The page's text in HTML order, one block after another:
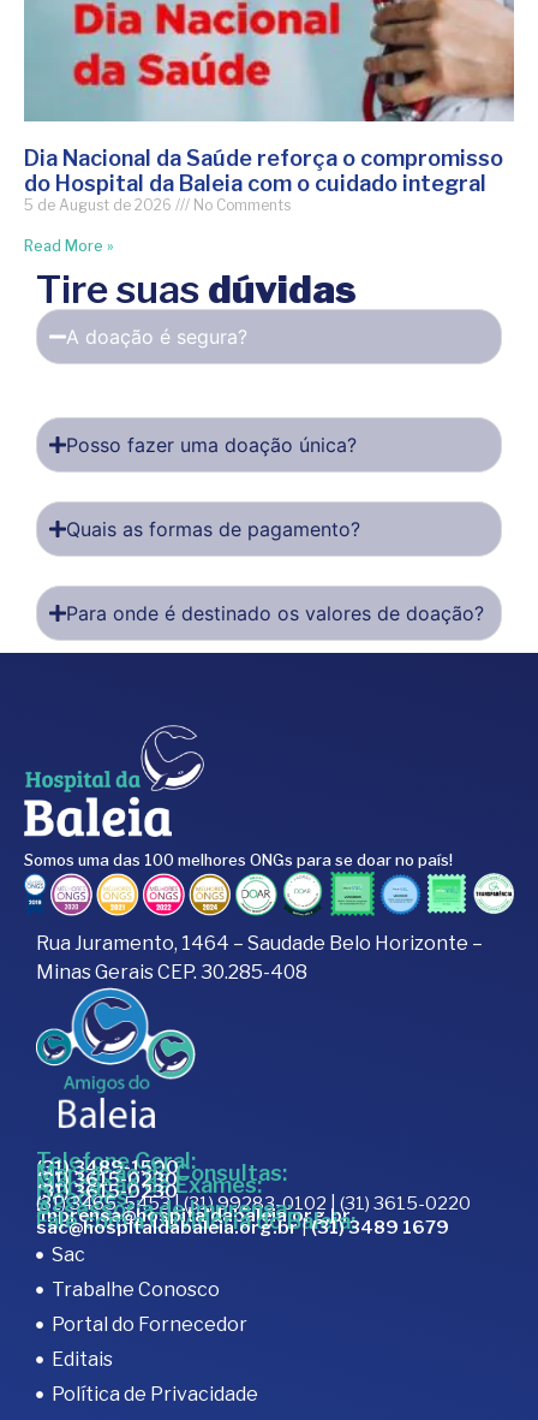
Dia Nacional da Saúde reforça o compromisso
do Hospital da Baleia com o cuidado integral
5 de August de 2026 No Comments
Read More »
Tire suas dúvidas
A doação é segura?
Posso fazer uma doação única?
Quais as formas de pagamento?
Para onde é destinado os valores de doação?
Preencha o formulário
para que nossa equipe
conheça melhor sua
empresa e avalie
possibilidades de
parceria.
Somos uma das 100 melhores ONGs para se doar no país!
Rua Juramento, 1464 – Saudade Belo Horizonte –
Minas Gerais CEP. 30.285-408
Telefone Geral:
(31) 3489-1500
Marcação de Consultas:
(31) 3615-0230
Marcação de Exames:
(31) 3615-0230
Doações:
(31) 3465-5453 | (31) 99283-0102 | (31) 3615-0220
Assessoria de Imprensa:
imprensa@hospitaldabaleia.org.br
Fale com a Ouvidoria do Baleia:
sac@hospitaldabaleia.org.br|(31) 3489 1679
Sac
Trabalhe Conosco
Portal do Fornecedor
Editais
Política de Privacidade